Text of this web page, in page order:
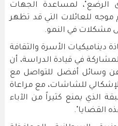
الرضع"، لمساعدة الجهات
للعائلات التي قد تظهر
مشكلات في النمو.
ديناميكيات الأسرة والثقافة
في قيادة الدراسة، أن
وسائل أفضل للتواصل مع
للشاشات، مع مراعاة
الذي يمنع كثيراً من الآباء
القضايا".